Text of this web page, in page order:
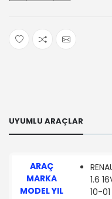
UYUMLU ARAÇLAR
ARAÇ
MARKA
MODEL YIL
1.6
10-